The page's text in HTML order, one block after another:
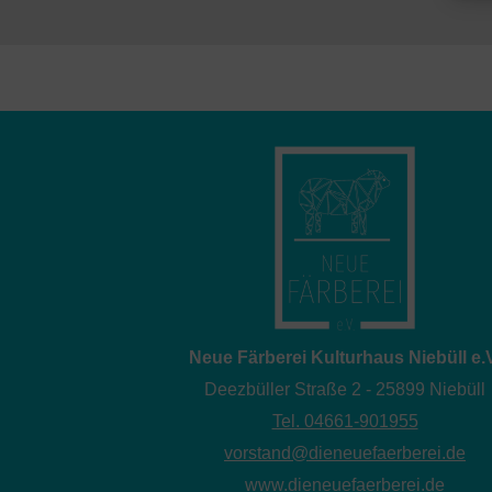
Neue Färberei Kulturhaus Niebüll
Deezbüller Straße 2 - 25899 Niebüll
Tel. 04661-901955
vorstand@dieneuefaerberei.de
www.dieneuefaerberei.de